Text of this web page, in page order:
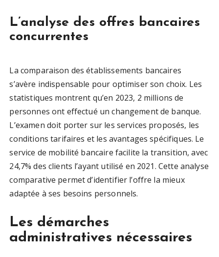
L’analyse des offres bancaires
concurrentes
La comparaison des établissements bancaires
s’avère indispensable pour optimiser son choix. Les
statistiques montrent qu’en 2023, 2 millions de
personnes ont effectué un changement de banque.
L’examen doit porter sur les services proposés, les
conditions tarifaires et les avantages spécifiques. Le
service de mobilité bancaire facilite la transition, avec
24,7% des clients l’ayant utilisé en 2021. Cette analyse
comparative permet d’identifier l’offre la mieux
adaptée à ses besoins personnels.
Les démarches
administratives nécessaires